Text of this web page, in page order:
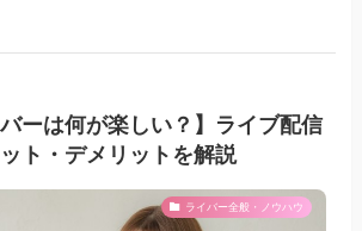
バーは何が楽しい？】ライブ配信
ト・デメリットを解説
ライバー全般・ノウハウ